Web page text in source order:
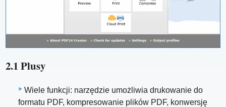
2.1 Plusy
Wiele funkcji: narzędzie umożliwia drukowanie do
formatu PDF, kompresowanie plików PDF, konwersję